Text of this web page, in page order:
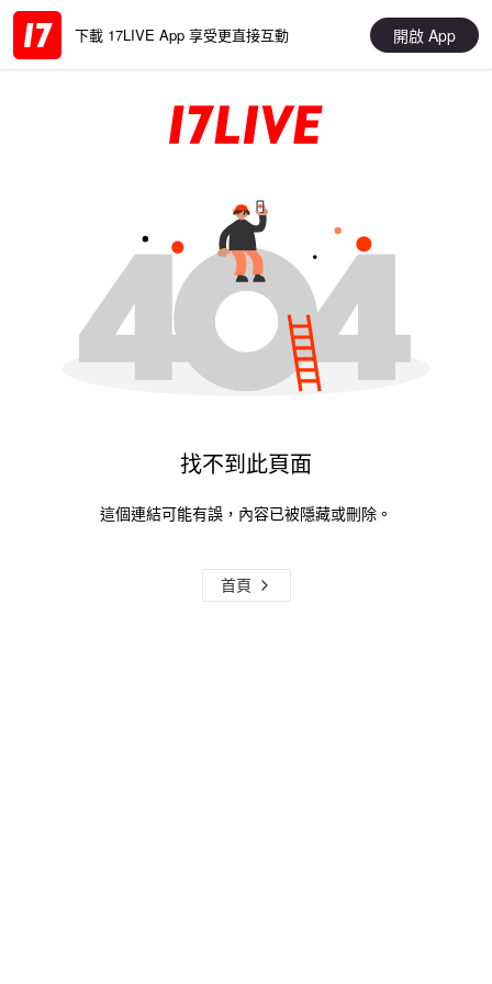
下載 17LIVE App 享受更直接互動 開啟 App
找不到此頁面
這個連結可能有誤，內容已被隱藏或刪除。
首頁